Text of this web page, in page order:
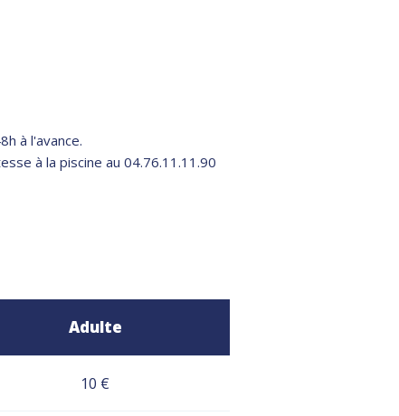
à l'avance.
à la piscine au 04.76.11.11.90
Adulte
10 €